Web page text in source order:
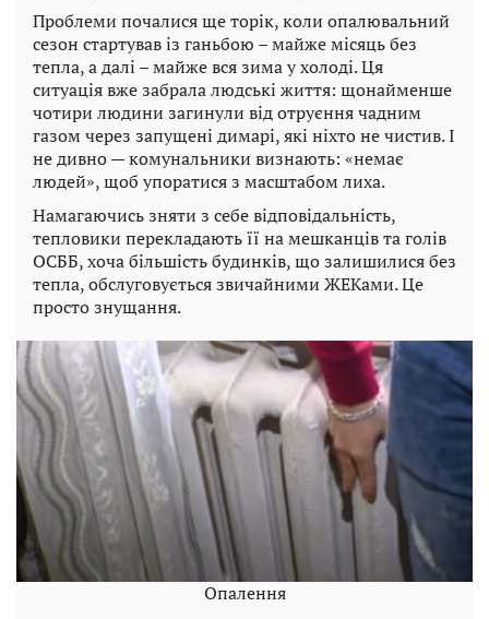
Проблеми почалися ще торік, коли опалювальний
сезон стартував із ганьбою – майже місяць без
тепла, а далі – майже вся зима у холоді. Ця
ситуація вже забрала людські життя: щонайменше
чотири людини загинули від отруєння чадним
газом через запущені димарі, які ніхто не чистив. І
не дивно — комунальники визнають: «немає
людей», щоб упоратися з масштабом лиха.
Намагаючись зняти з себе відповідальність,
тепловики перекладають її на мешканців та голів
ОСББ, хоча більшість будинків, що залишилися без
тепла, обслуговується звичайними ЖЕКами. Це
просто знущання.
Опалення